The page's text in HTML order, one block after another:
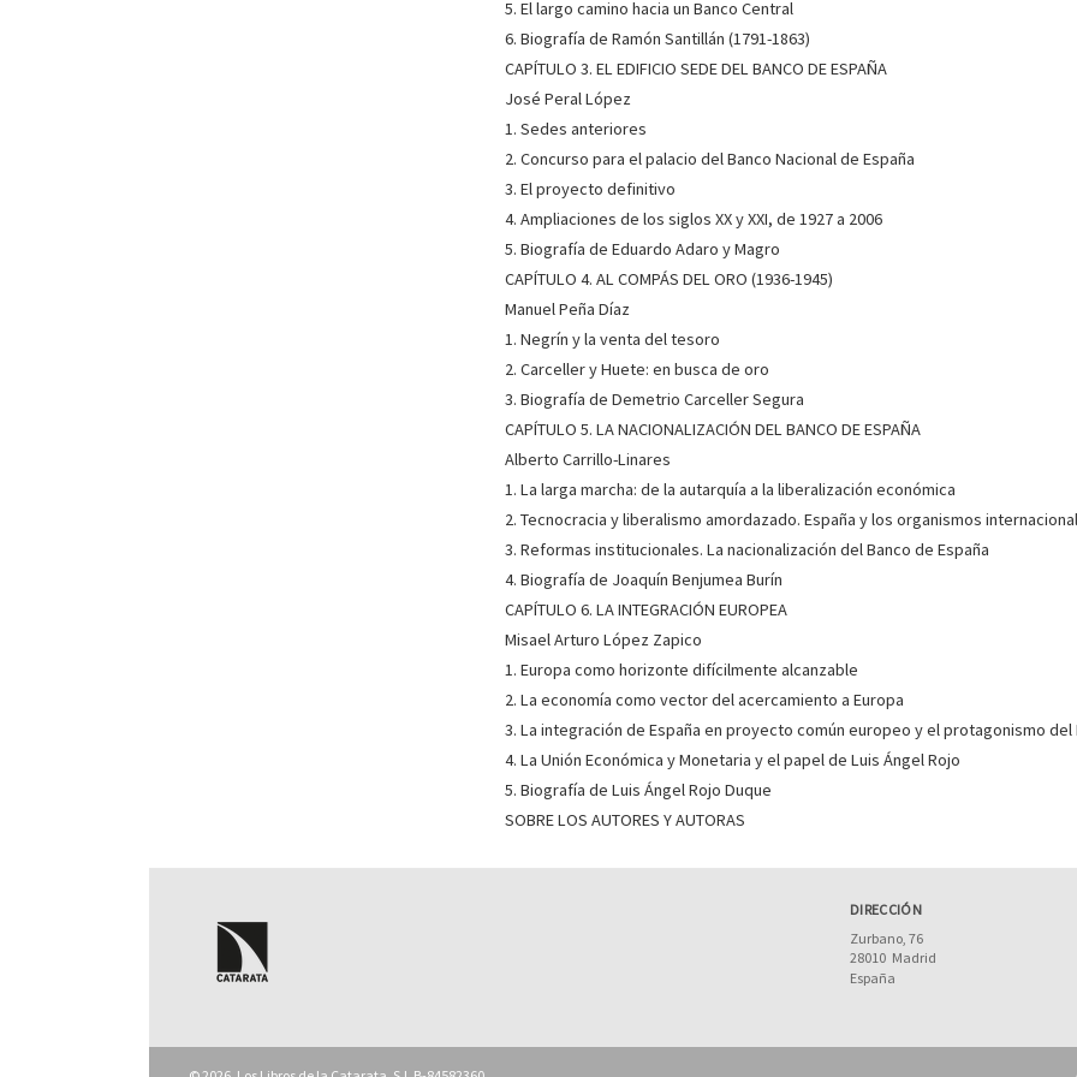
SOBRE ALBERTO CARRILLO-LINARES (ESCRITOR)
Alberto Carrillo-Linares es profesor titular de Historia Contemporánea
de su actividad investigadora en el periodo franquista sobre el que ha
5. El largo camino hacia un Banco Central
6. Biografía de Ramón Santillán (1791-1863)
CAPÍTULO 3. EL EDIFICIO SEDE DEL BANCO DE ESPAÑA
José Peral López
1. Sedes anteriores
2. Concurso para el palacio del Banco Nacional de España
3. El proyecto definitivo
4. Ampliaciones de los siglos XX y XXI, de 1927 a 2006
5. Biografía de Eduardo Adaro y Magro
CAPÍTULO 4. AL COMPÁS DEL ORO (1936-1945)
Manuel Peña Díaz
1. Negrín y la venta del tesoro
2. Carceller y Huete: en busca de oro
3. Biografía de Demetrio Carceller Segura
CAPÍTULO 5. LA NACIONALIZACIÓN DEL BANCO DE ESPAÑA
Alberto Carrillo-Linares
1. La larga marcha: de la autarquía a la liberalización económica
2. Tecnocracia y liberalismo amordazado. España y los organismos
3. Reformas institucionales. La nacionalización del Banco de España
4. Biografía de Joaquín Benjumea Burín
CAPÍTULO 6. LA INTEGRACIÓN EUROPEA
Misael Arturo López Zapico
1. Europa como horizonte difícilmente alcanzable
2. La economía como vector del acercamiento a Europa
3. La integración de España en proyecto común europeo y el protagonismo del
4. La Unión Económica y Monetaria y el papel de Luis Ángel Rojo
5. Biografía de Luis Ángel Rojo Duque
SOBRE LOS AUTORES Y AUTORAS
DIRECCIÓN
Zurbano, 76
28010 Madrid
España